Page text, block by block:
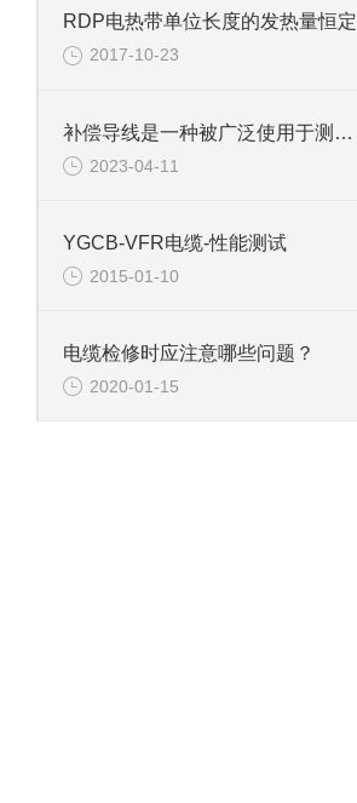
RDP电热带单位长度的发热量恒定
2017-10-23
补偿导线是一种被广泛使用于测量和控制系统的电气组件
2023-04-11
YGCB-VFR电缆-性能测试
2015-01-10
电缆检修时应注意哪些问题？
2020-01-15